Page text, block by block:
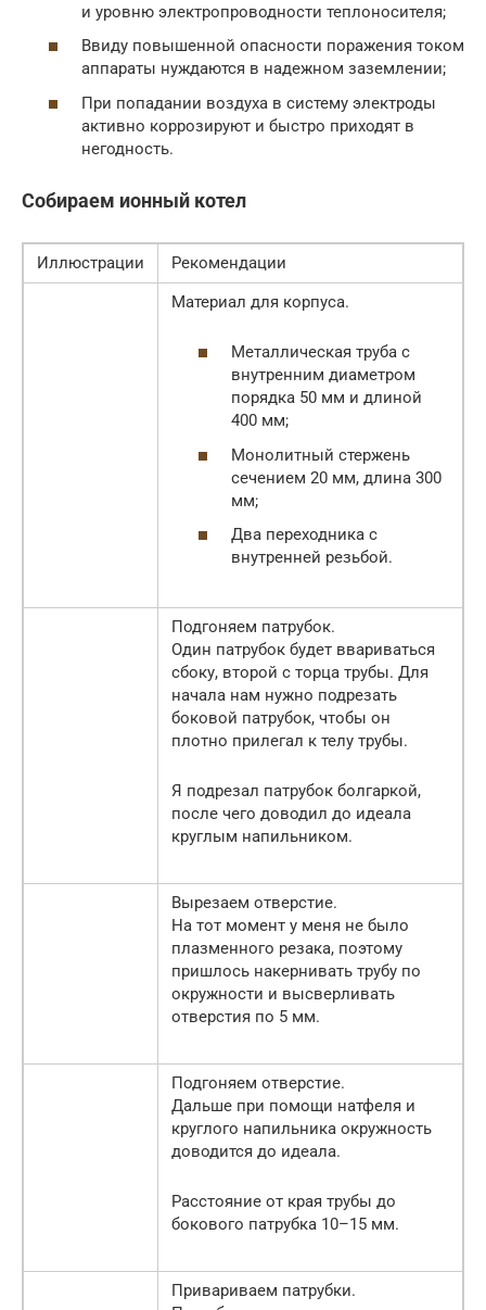
и уровню электропроводности теплоносителя;
Ввиду повышенной опасности поражения током
аппараты нуждаются в надежном заземлении;
При попадании воздуха в систему электроды
активно коррозируют и быстро приходят в
негодность.
Собираем ионный котел
Иллюстрации
Рекомендации
Материал для корпуса.
Металлическая труба с
внутренним диаметром
порядка 50 мм и длиной
400 мм;
Монолитный стержень
сечением 20 мм, длина 300
мм;
Два переходника с
внутренней резьбой.
Подгоняем патрубок.
Один патрубок будет ввариваться
сбоку, второй с торца трубы. Для
начала нам нужно подрезать
боковой патрубок, чтобы он
плотно прилегал к телу трубы.
Я подрезал патрубок болгаркой,
после чего доводил до идеала
круглым напильником.
Вырезаем отверстие.
На тот момент у меня не было
плазменного резака, поэтому
пришлось накернивать трубу по
окружности и высверливать
отверстия по 5 мм.
Подгоняем отверстие.
Дальше при помощи натфеля и
круглого напильника окружность
доводится до идеала.
Расстояние от края трубы до
бокового патрубка 10–15 мм.
Привариваем патрубки.